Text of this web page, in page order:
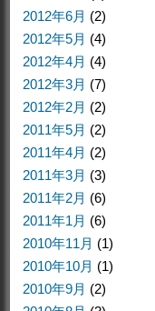
2012年6月 (2)
2012年5月 (4)
2012年4月 (4)
2012年3月 (7)
2012年2月 (2)
2011年5月 (2)
2011年4月 (2)
2011年3月 (3)
2011年2月 (6)
2011年1月 (6)
2010年11月 (1)
2010年10月 (1)
2010年9月 (2)